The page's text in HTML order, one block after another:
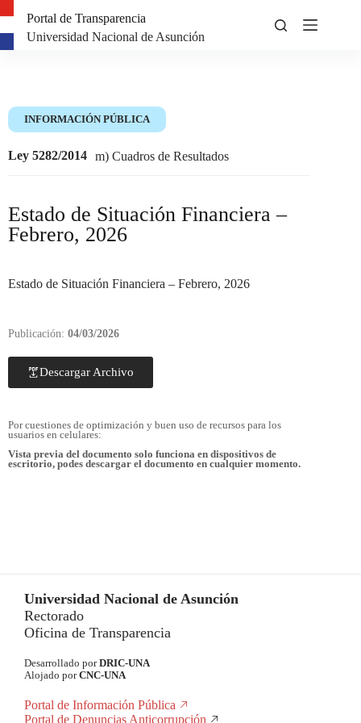
Portal de Transparencia
Universidad Nacional de Asunción
INFORMACIÓN PÚBLICA
Ley 5282/2014 m) Cuadros de Resultados
Estado de Situación Financiera –
Febrero, 2026
Estado de Situación Financiera – Febrero, 2026
Publicación: 04/03/2026
Descargar Archivo
Por cuestiones de optimización y buen uso de recursos para los
usuarios en celulares:
Vista previa del documento solo funciona en dispositivos de
escritorio, podes descargar el documento en cualquier momento.
Universidad Nacional de Asunción
Rectorado
Oficina de Transparencia
Desarrollado porDRIC-UNA
Alojado porCNC-UNA
Portal de Información Pública
Portal de Denuncias Anticorrupción